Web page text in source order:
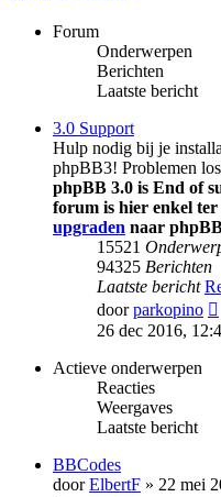
Forum
Onderwerpen
Berichten
Laatste bericht
3.0 Support
Hulp nodig bij je
phpBB3! Problemen
phpBB 3.0 is End of
forum is hier enkel
upgraden naar
15521
94325 Berichten
Laatste bericht
doorparkopino
26 dec 2016,
Actieve onderwerpen
Reacties
Weergaves
Laatste bericht
BBCodes
doorElbertF » 22 mei